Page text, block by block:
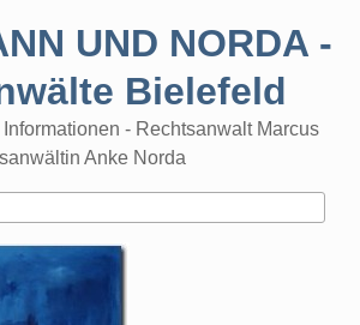
UND NORDA -
Bielefeld
- Rechtsanwalt Marcus
Anke Norda